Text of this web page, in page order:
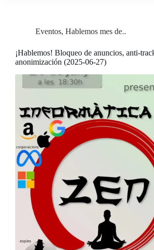
Eventos, Hablemos mes de..
¡Hablemos! Bloqueo de anuncios, anti-
anonimización (2025-06-27)